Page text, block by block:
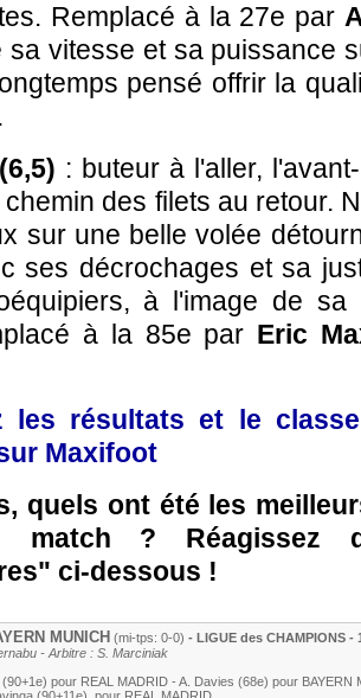
Remplacé à la 27e par
sa vitesse et sa puissance
pensé offrir la
: buteur à l'aller,
des filets au retour.
sur une belle volée
ses décrochages et sa
à l'image de sa
à la 85e par Eric
les résultats et le
Maxifoot
quels ont été les
match ? Réagissez
ci-dessous !
MUNICH (mi-tps: 0-0) - LIGUE des CHAMPIONS -
- Arbitre : S. Marciniak
(90+1e) pour REAL MADRID - A. Davies (68e) pour BAYERN